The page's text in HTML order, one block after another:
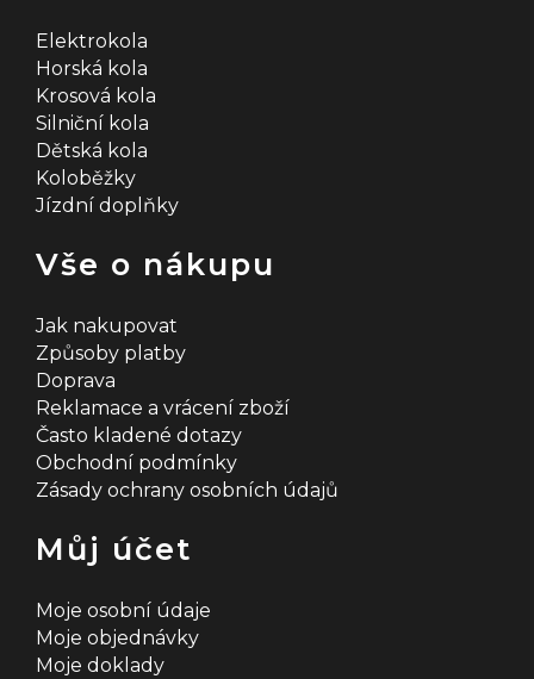
Elektrokola
Horská kola
Krosová kola
Silniční kola
Dětská kola
Koloběžky
Jízdní doplňky
Vše o nákupu
Jak nakupovat
Způsoby platby
Doprava
Reklamace a vrácení zboží
Často kladené dotazy
Obchodní podmínky
Zásady ochrany osobních údajů
Můj účet
Moje osobní údaje
Moje objednávky
Moje doklady